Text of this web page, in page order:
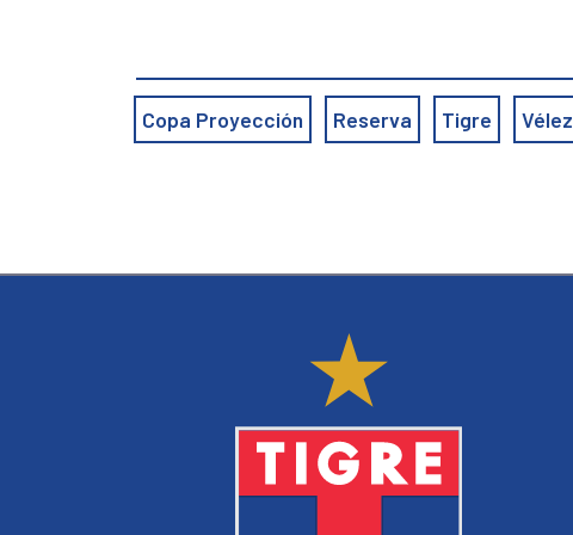
Copa Proyección Reserva Tigre Vélez